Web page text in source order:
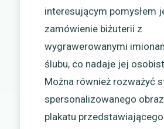
interesującym pomysłem
zamówienie biżuterii z
wygrawerowanymi
ślubu, co nadaje jej
Można również rozważyć
spersonalizowanego
plakatu